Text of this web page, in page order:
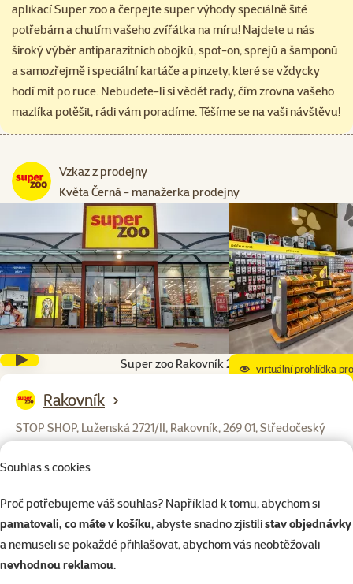
Souhlas s cookies
Proč potřebujeme váš souhlas? Například k tomu, abychom si
pamatovali, co máte v košíku, abyste snadno zjistilistav objednávky
a nemuseli se pokaždé přihlašovat, abychom vás neobtěžovali
nevhodnou reklamou.
Vzkaz z prodejny
aplikací Super zoo a čerpejte super výhody speciálně šité
potřebám a chutím vašeho zvířátka na míru! Najdete u nás
široký výběr antiparazitních obojků, spot-on, sprejů a šamponů
a samozřejmě i speciální kartáče a pinzety, které se vždycky
hodí mít po ruce. Nebudete-li si vědět rady, čím zrovna vašeho
mazlíka potěšit, rádi vám poradíme. Těšíme se na vaši návštěvu!
Květa Černá - manažerka prodejny
virtuální prohlídka
Super zoo Rakovník 2
Rakovník
STOP SHOP, Luženská 2721/II, Rakovník, 269 01, Středočeský
Otevírací doba:
Po – Ne: 8:00 – 19:00